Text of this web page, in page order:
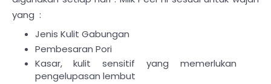
yang :
Jenis Kulit Gabungan
Pembesaran Pori
Kasar, kulit sensitif yang memerlukan
pengelupasan lembut